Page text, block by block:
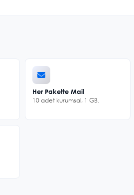
Her Pakette Mail
10 adet kurumsal, 1 GB.